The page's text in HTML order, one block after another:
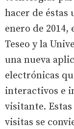
hacer de éstas
enero de
Teseo y la
una nueva
electrónicas
interactivos e
visitante.
visitas se